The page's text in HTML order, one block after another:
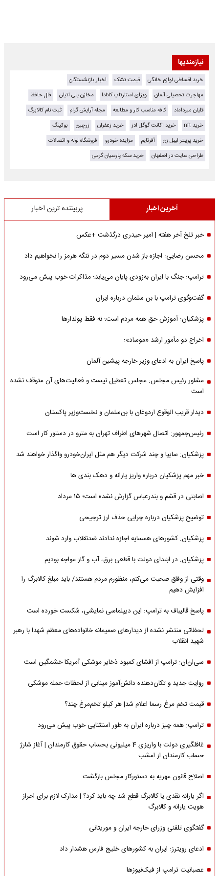
نیازمندیها
خرید اقساطی لوازم خانگی قیمت تشک
اخبار بازنشستگان
مهاجرت تحصیلی آلمان
ویزای استارتاپ کانادا مخازن پلی اتیلن
فال حافظ
قلیان میرداماد
کافه مناسب کار و مطالعه مجله آرایش گرام
ثبت نام کالابرگ
خرید nft
خرید اکانت گوگل ادز خرید زعفران زرچین
بوکینگ
خرید پرینتر لیبل زن
آفرتایم مزایده خودرو
فروشگاه لوله و اتصالات
طراحی سایت در اصفهان
خرید سکه پارسیان گرمی
آخرین اخبار پربیننده ترین اخبار
خبر تلخ آخر هفته | امیر حیدری درگذشت +عکس
محسن رضایی: اجازه باز شدن مسیر دوم در تنگه هرمز را نخواهیم داد
ترامپ: جنگ با ایران به‌زودی پایان می‌یابد؛ مذاکرات خوب پیش می‌رود
گفت‌وگوی ترامپ با بن سلمان درباره ایران
پزشکیان: آموزش حق همه مردم است؛ نه فقط پولدارها
اخراج دو مأمور ارشد «موساد»؛
پاسخ ایران به ادعای وزیر خارجه پیشین آلمان
مشاور رئیس مجلس: مجلس تعطیل نیست و فعالیت‌های آن متوقف نشده
است
دیدار قریب الوقوع اردوغان با بن‌سلمان و نخست‌وزیر پاکستان
رئیس‌جمهور: اتصال شهرهای اطراف تهران به مترو در دستور کار است
پزشکیان: سایپا و چند شرکت دیگر هم مثل ایران‌خودرو واگذار خواهند شد
خبر مهم پزشکیان درباره واریز یارانه و دهک بندی ها
اصابتی در قشم و بندرعباس گزارش نشده است؛ ۱۵ مرداد
توضیح پزشکیان درباره چرایی حذف ارز ترجیحی
پزشکیان: کشورهای همسایه اجازه ندادند ضدنقلاب وارد شوند
پزشکیان: در ابتدای دولت با قطعی برق، آب و گاز مواجه بودیم
وقتی از وفاق صحبت می‌کنم، منظورم مردم هستند/ باید مبلغ کالابرگ را
افزایش دهیم
پاسخ قالیباف به ترامپ: این دیپلماسی نمایشی، شکست خورده است
لحظاتی منتشر نشده از دیدارهای صمیمانه خانواده‌های معظم شهدا با رهبر
شهید انقلاب
سی‌ان‌ان: ترامپ از افشای کمبود ذخایر موشکی آمریکا خشمگین است
روایت جدید و تکان‌دهنده دانش‌آموز مینابی از لحظات حمله موشکی
قیمت تخم مرغ رسما اعلام شد| هر کیلو تخم‌مرغ چند؟
ترامپ: همه چیز درباره ایران به طور استثنایی خوب پیش می‌رود
غافلگیری دولت با واریزی 4 میلیونی بحساب حقوق کارمندان | آغاز شارژ
حساب کارمندان از امشب
اصلاح قانون مهریه به دستورکار مجلس بازگشت
اگر یارانه نقدی یا کالابرگ قطع شد چه باید کرد؟ | مدارک لازم برای احراز
هویت یارانه و کالابرگ
گفتگوی تلفنی وزرای خارجه ایران و موریتانی
ادعای رویترز: ایران به کشورهای خلیج فارس هشدار داد
عصبانیت ترامپ از فیک‌نیوزها